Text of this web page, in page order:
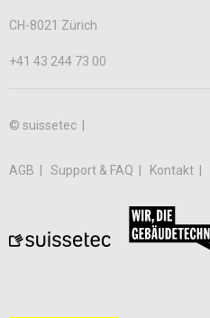
CH-8021 Zürich
+41 43 244 73 00
© suissetec |
AGB Support & FAQ Kontakt